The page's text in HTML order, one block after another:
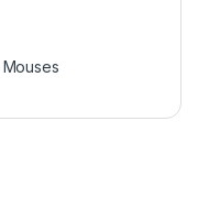
Mouses